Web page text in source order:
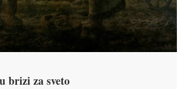
brizi za sveto